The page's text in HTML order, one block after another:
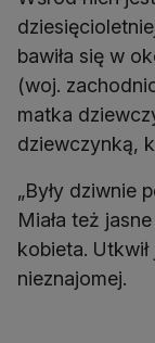
bawiła się w
(woj.
matka
dziewczynką,
„Były dziwnie
Miała też
kobieta.
nieznajomej.